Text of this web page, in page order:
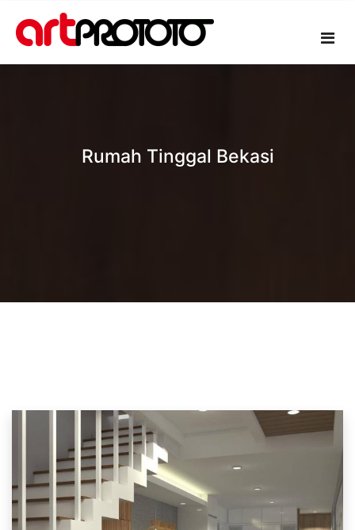
content
Rumah Tinggal Bekasi